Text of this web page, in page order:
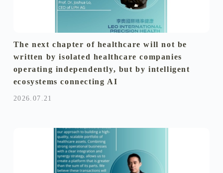
The next chapter of healthcare will not be
written by isolated healthcare companies
operating independently, but by intelligent
ecosystems connecting AI
2026.07.21